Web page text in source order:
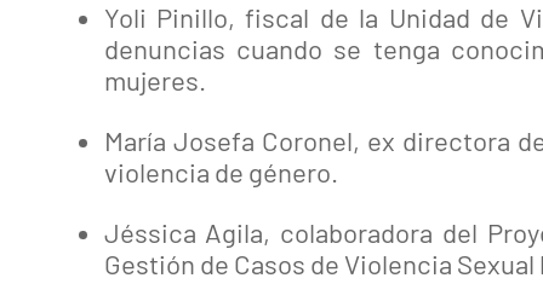
Yoli Pinillo, fiscal de la Unidad de
denuncias cuando se tenga
mujeres.
María Josefa Coronel, ex directora
violencia de género.
Jéssica Agila, colaboradora del
Gestión de Casos de Violencia